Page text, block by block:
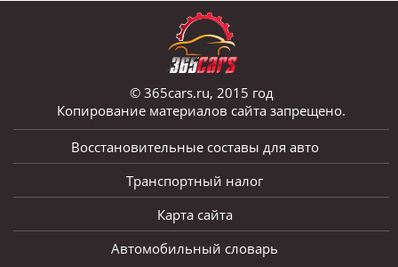
© 365cars.ru, 2015 год
Копирование материалов сайта запрещено.
Восстановительные составы для авто
Транспортный налог
Карта сайта
Автомобильный словарь